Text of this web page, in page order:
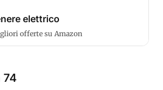
elettrico
offerte su Amazon
74